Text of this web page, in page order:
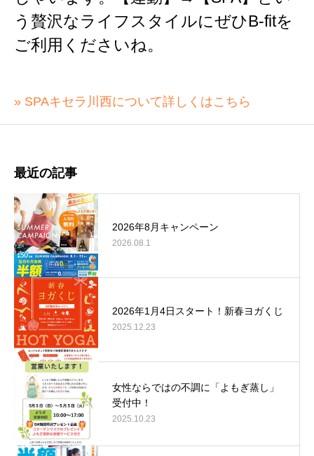
う贅沢なライフスタイルにぜひB-fitを
ご利用くださいね。
» SPAキセラ川西について詳しくはこちら
最近の記事
2026年8月キャンペーン
2026.08.1
2026年1月4日スタート！新春ヨガくじ
2025.12.23
女性ならではの不調に「よもぎ蒸し」
受付中！
2025.10.23